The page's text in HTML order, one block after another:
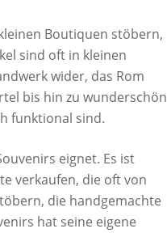
Boutiquen stöbern,
sind oft in kleinen
wider, das Rom
bis hin zu wunderschön
funktional sind.
eignet. Es ist
verkaufen, die oft von
die handgemachte
hat seine eigene